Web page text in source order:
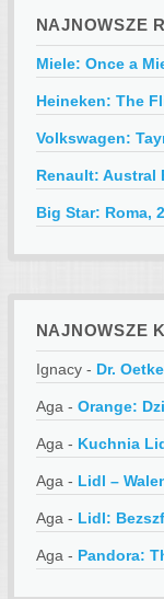
NAJNOWSZE
Miele: Once a
Heineken: The
Volkswagen:
Renault: Austral
Big Star: Roma,
NAJNOWSZE
Ignacy- Dr.
Aga - Orange:
Aga - Kuchnia Lidla
Aga - Lidl –
Aga - Lidl:
Aga - Pandora: